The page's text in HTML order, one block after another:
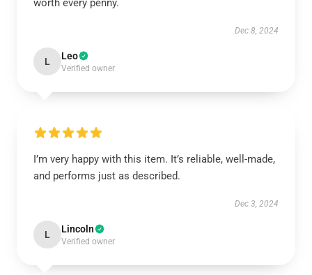
worth every penny.
Dec 8, 2024
L Leo
Verified owner
I’m very happy with this item. It’s reliable, well-made,
and performs just as described.
Dec 3, 2024
L Lincoln
Verified owner